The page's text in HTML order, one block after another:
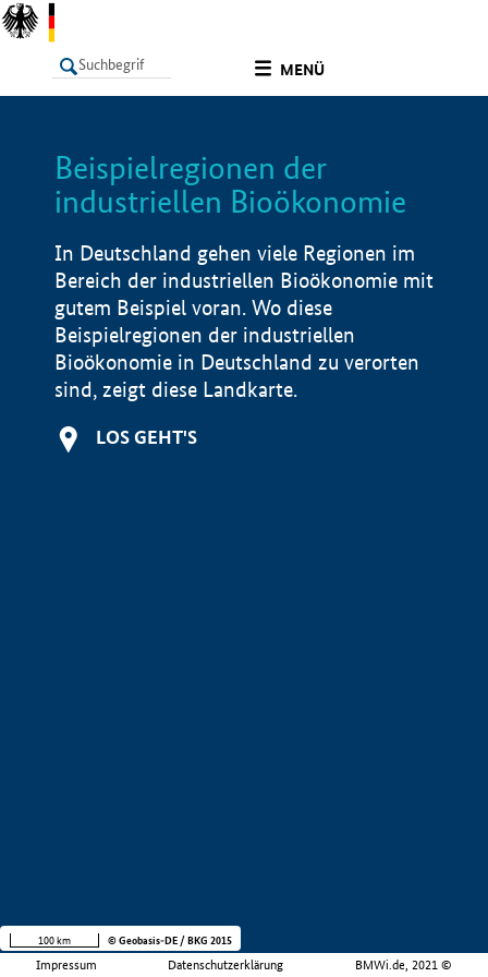
MENÜ
LISTE
Beispielregionen der
industriellen Bioökonomie
In Deutschland gehen viele Regionen im
Bereich der industriellen Bioökonomie mit
gutem Beispiel voran. Wo diese
Beispielregionen der industriellen
Bioökonomie in Deutschland zu verorten
sind, zeigt diese Landkarte.
LOS GEHT'S
Impressum Datenschutzerklärung BMWi.de, 2021 ©
100 km © Geobasis-DE / BKG 2015